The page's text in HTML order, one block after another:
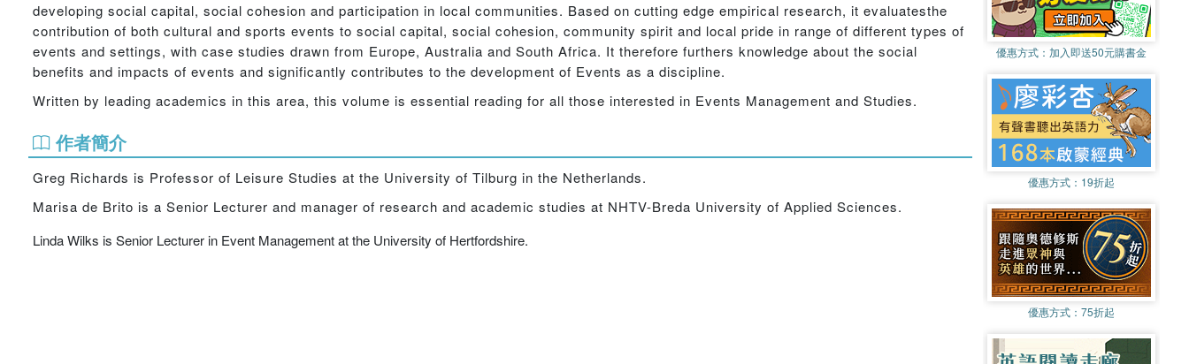
developing social capital, social cohesion and participation in local communities. Based on cutting edge empirical research, it evaluatesthe
contribution of both cultural and sports events to social capital, social cohesion, community spirit and local pride in range of different types of
events and settings, with case studies drawn from Europe, Australia and South Africa. It therefore furthers knowledge about the social
benefits and impacts of events and significantly contributes to the development of Events as a discipline.
Written by leading academics in this area, this volume is essential reading for all those interested in Events Management and Studies.
作者簡介
Greg Richards is Professor of Leisure Studies at the University of Tilburg in the Netherlands.
Marisa de Brito is a Senior Lecturer and manager of research and academic studies at NHTV-Breda University of Applied Sciences.
Linda Wilks is Senior Lecturer in Event Management at the University of Hertfordshire.
優惠方式： 加入即送50元購書金
優惠方式： 19折起
優惠方式： 75折起